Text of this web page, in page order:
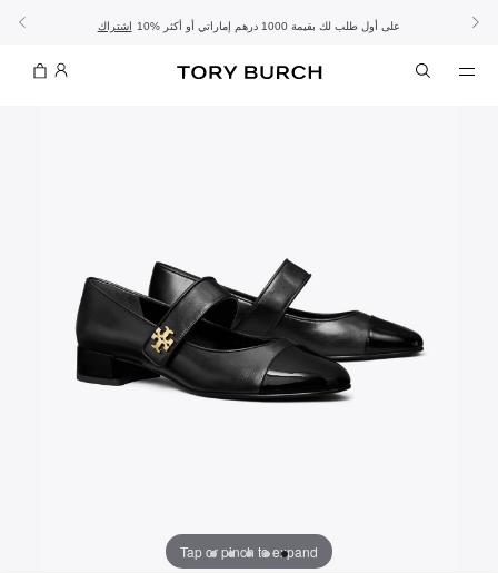
الموسم الجديد: إطلالات العملتسوّقي التشكيلة تشكيلة عيد الأضحىتسوقي اشتراك 10% على أول طلب لك بقيمة 1000 درهم إماراتي أو أكثر تفاصيل - الشحن المجاني تفاصيل - تسوق الآن واستلم في المتجر
Tap or pinch to expand